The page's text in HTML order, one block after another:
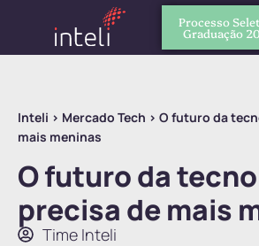
Processo
Graduação
Inteli > Mercado Tech > O futuro da
mais meninas
O futuro da
precisa de mais
Time Inteli